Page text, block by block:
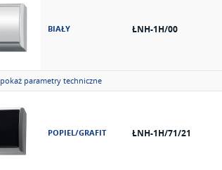
BIAŁY ŁNH-1H/00
pokaż parametry techniczne
POPIEL/GRAFIT ŁNH-1H/71/21